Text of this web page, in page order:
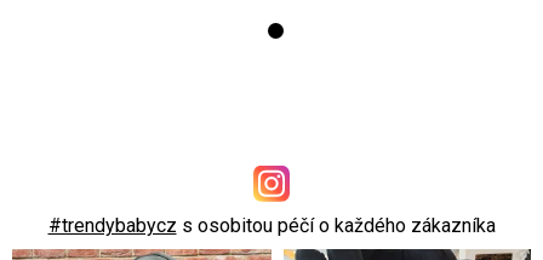
#trendybabycz s osobitou péčí o každého zákazníka